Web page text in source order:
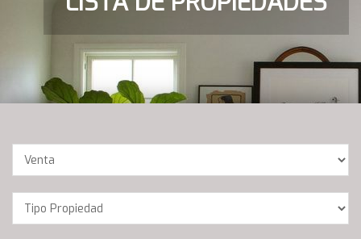
Operación
Location